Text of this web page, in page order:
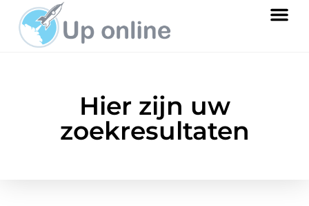
Hier zijn uw
zoekresultaten